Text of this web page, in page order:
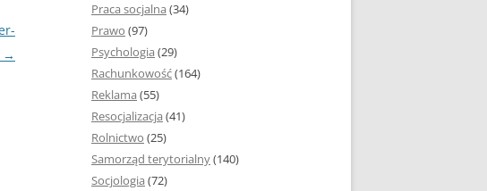
WSTĘP PRACY DYPLOMOWEJ
ROZDZIAŁY I PODROZDZIAŁY
ZAKOŃCZENIE PRACY
DYPLOMOWEJ
BIBLIOGRAFIA
SPIS RYSUNKÓW, TABEL I
→
Praca socjalna (34)
Prawo (97)
Psychologia (29)
Rachunkowość(164)
Reklama (55)
Resocjalizacja (41)
Rolnictwo (25)
Samorząd terytorialny(140)
Socjologia (72)